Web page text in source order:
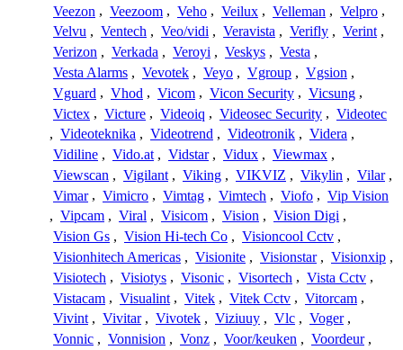
Veezon , Veezoom , Veho , Veilux , Velleman , Velpro ,
Velvu , Ventech , Veo/vidi , Veravista , Verifly , Verint ,
Verizon , Verkada , Veroyi , Veskys , Vesta ,
Vesta Alarms , Vevotek , Veyo , Vgroup , Vgsion ,
Vguard , Vhod , Vicom , Vicon Security , Vicsung ,
Victex , Victure , Videoiq , Videosec Security , Videotec
, Videoteknika , Videotrend , Videotronik , Videra ,
Vidiline , Vido.at , Vidstar , Vidux , Viewmax ,
Viewscan , Vigilant , Viking , VIKVIZ , Vikylin , Vilar ,
Vimar , Vimicro , Vimtag , Vimtech , Viofo , Vip Vision
, Vipcam , Viral , Visicom , Vision , Vision Digi ,
Vision Gs , Vision Hi-tech Co , Visioncool Cctv ,
Visionhitech Americas , Visionite , Visionstar , Visionxip ,
Visiotech , Visiotys , Visonic , Visortech , Vista Cctv ,
Vistacam , Visualint , Vitek , Vitek Cctv , Vitorcam ,
Vivint , Vivitar , Vivotek , Viziuuy , Vlc , Voger ,
Vonnic , Vonnision , Vonz , Voor/keuken , Voordeur ,